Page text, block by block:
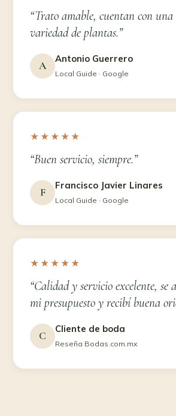
“Trato amable, cuentan con
variedad de plantas.”
A
Antonio Guerrero
Local Guide · Google
★★★★★
“Buen servicio, siempre.”
F
Francisco Javier Linares
Local Guide · Google
★★★★★
“Calidad y servicio excelente, se
mi presupuesto y recibí buena
C
Cliente de boda
Reseña Bodas.com.mx